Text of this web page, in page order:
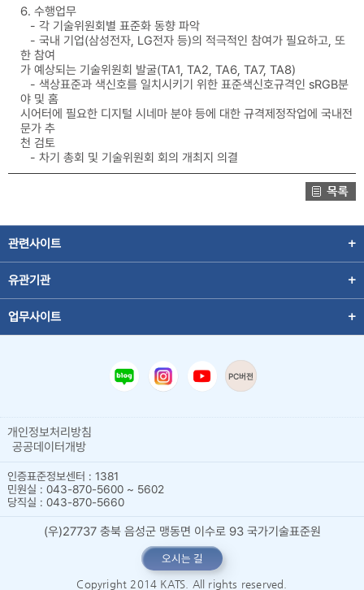
6. 수행업무
- 각 기술위원회별 표준화 동향 파악
- 국내 기업(삼성전자, LG전자 등)의 적극적인 참여가 필요하고, 또
한 참여
가 예상되는 기술위원회 발굴(TA1, TA2, TA6, TA7, TA8)
- 색상표준과 색신호를 일치시키기 위한 표준색신호규격인 sRGB분
야 및 홈
시어터에 필요한 디지털 시네마 분야 등에 대한 규격제정작업에 국내전
문가 추
천 검토
- 차기 총회 및 기술위원회 회의 개최지 의결
관련사이트
유관기관
업무사이트
PC버전
개인정보처리방침
공공데이터개방
인증표준정보센터 : 1381
민원실 : 043-870-5600 ~ 5602
당직실 : 043-870-5660
(우)27737 충북 음성군 맹동면 이수로 93 국가기술표준원
오시는 길
Copyright 2014 KATS. All rights reserved.